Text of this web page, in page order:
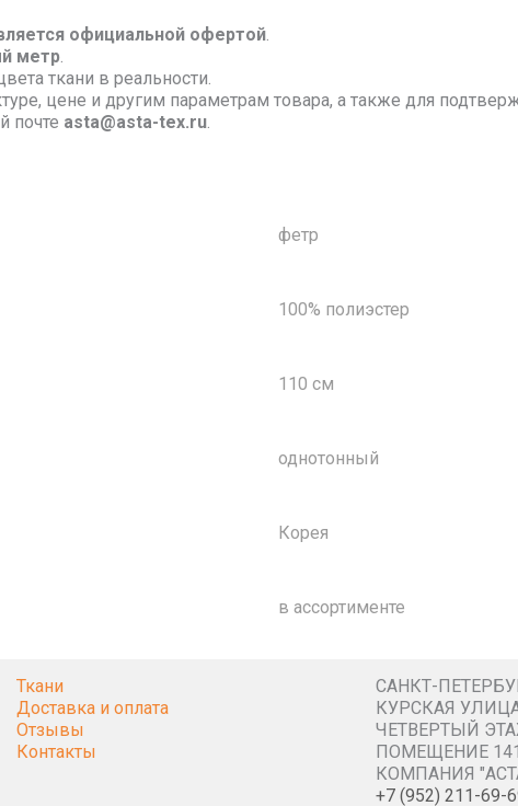
официальной офертой.
метр.
ткани в реальности.
цене и другим параметрам товара, а также для
почте asta@asta-tex.ru.
фетр
100% полиэстер
110 см
однотонный
Корея
в ассортименте
Ткани
Доставка и оплата
Отзывы
Контакты
САНКТ-
КУРСКАЯ
ЧЕТВЕРТЫЙ
ПОМЕЩЕНИЕ
КОМПАНИЯ
+7 (952) 211-69-